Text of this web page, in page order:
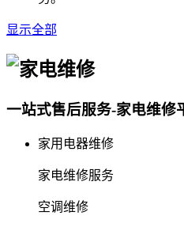
显示全部
一站式售后服务-家电维修
家用电器维修
家电维修服务
空调维修